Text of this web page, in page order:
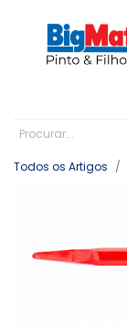
Todos os Artigos